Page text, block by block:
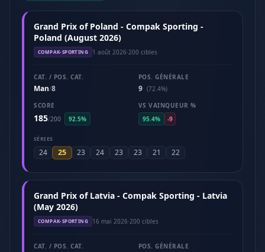
Grand Prix of Poland - Compak Sporting -
Poland (August 2026)
COMPAK-SPORTING 1 août 2026·200 cibles
CAT. / POS. CAT.
Man/8
POS. GÉNÉRALE
9 (72.4%)
SCORE
185/200 92.5%
VS VAINQUEUR %
95.4%
-9
SÉRIES
24 25 23 24 23 23 21 22
Grand Prix of Latvia - Compak Sporting - Latvia
(May 2026)
COMPAK-SPORTING 16 mai 2026·200 cibles
CAT. / POS. CAT. POS. GÉNÉRALE